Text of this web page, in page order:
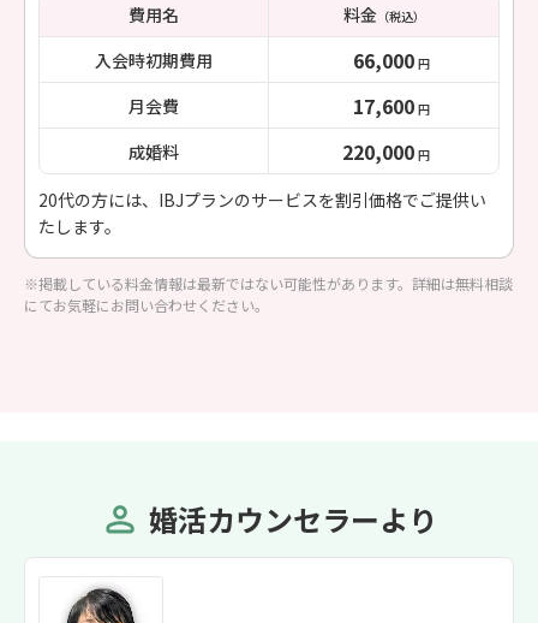
費用名 料金（税込）
入会時初期費用 66,000 円
月会費 17,600 円
成婚料 220,000 円
20代の方には、IBJプランのサービスを割引価格でご提供い
たします。
※掲載している料金情報は最新ではない可能性があります。詳細は無料相談
にてお気軽にお問い合わせください。
婚活カウンセラーより